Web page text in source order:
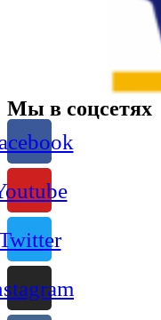
Мы в соцсетях